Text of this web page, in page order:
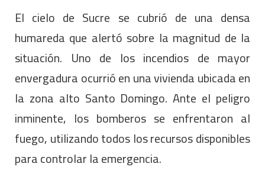
El cielo de Sucre se cubrió de una densa
humareda que alertó sobre la magnitud de la
situación. Uno de los incendios de mayor
envergadura ocurrió en una vivienda ubicada en
la zona alto Santo Domingo. Ante el peligro
inminente, los bomberos se enfrentaron al
fuego, utilizando todos los recursos disponibles
para controlar la emergencia.